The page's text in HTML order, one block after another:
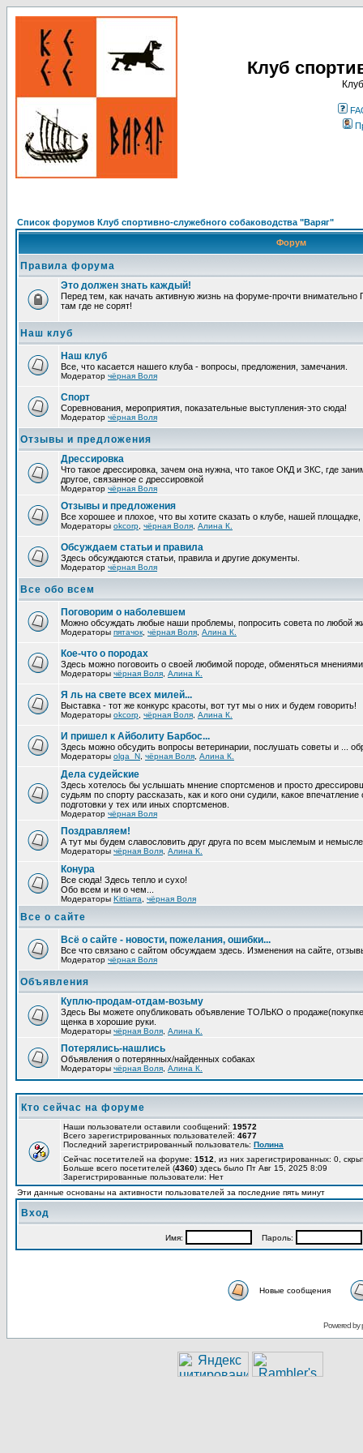
Клуб
Список форумов Клуб спортивно-служебного собаководства "Варяг"
Форум
Правила форума
Это должен знать каждый!
Перед тем, как начать активную жизнь на форуме-прочти
там где не сорят!
Наш клуб
Наш клуб
Все, что касается нашего клуба - вопросы, предложения, замечания.
Модератор чёрная Воля
Спорт
Соревнования, мероприятия, показательные выступления-это сюда!
Модератор чёрная Воля
Отзывы и предложения
Дрессировка
Что такое дрессировка, зачем она нужна, что такое ОКД и ЗКС, где
другое, связанное с дрессировкой
Модератор чёрная Воля
Отзывы и предложения
Все хорошее и плохое, что вы хотите сказать о клубе, нашей площадке,
Модераторы okcorp чёрная Воля Алина К.
Обсуждаем статьи и правила
Здесь обсуждаются статьи, правила и другие документы.
Модератор чёрная Воля
Все обо всем
Поговорим о наболевшем
Можно обсуждать любые наши проблемы, попросить совета по любой
Модераторы пятачок чёрная Воля Алина К.
Кое-что о породах
Здесь можно поговоить о своей любимой породе, обменяться
Модераторы чёрная Воля Алина К.
Я ль на свете всех милей...
Выставка - тот же конкурс красоты, вот тут мы о них и будем говорить!
Модераторы okcorp чёрная Воля Алина К.
И пришел к Айболиту Барбос...
Здесь можно обсудить вопросы ветеринарии, послушать советы и ...
Модераторы olga_N чёрная Воля Алина К.
Дела судейские
Здесь хотелось бы услышать мнение спортсменов и просто
судьям по спорту рассказать, как и кого они судили, какое
подготовки у тех или иных спортсменов.
Модератор чёрная Воля
Поздравляем!
А тут мы будем славословить друг друга по всем мыслемым и
Модераторы чёрная Воля Алина К.
Конура
Все сюда! Здесь тепло и сухо!
Обо всем и ни о чем...
Модераторы Kittiarra чёрная Воля
Все о сайте
Всё о сайте - новости, пожелания, ошибки...
Все что связано с сайтом обсуждаем здесь. Изменения на сайте,
Модератор чёрная Воля
Объявления
Куплю-продам-отдам-возьму
Здесь Вы можете опубликовать объявление ТОЛЬКО о
щенка в хорошие руки.
Модераторы чёрная Воля Алина К.
Потерялись-нашлись
Объявления о потерянных/найденных собаках
Модераторы чёрная Воля Алина К.
Кто сейчас на форуме
Наши пользователи оставили сообщений: 19572
Всего зарегистрированных пользователей: 4677
Последний зарегистрированный пользователь: Полина
Сейчас посетителей на форуме: 1512 , из них зарегистрированных: 0,
Больше всего посетителей (4360) здесь было Пт Авг 15, 2025 8:09
Зарегистрированные пользователи: Нет
Эти данные основаны на активности пользователей за последние пять минут
Вход
Имя: Пароль:
Новые сообщения
Powered by